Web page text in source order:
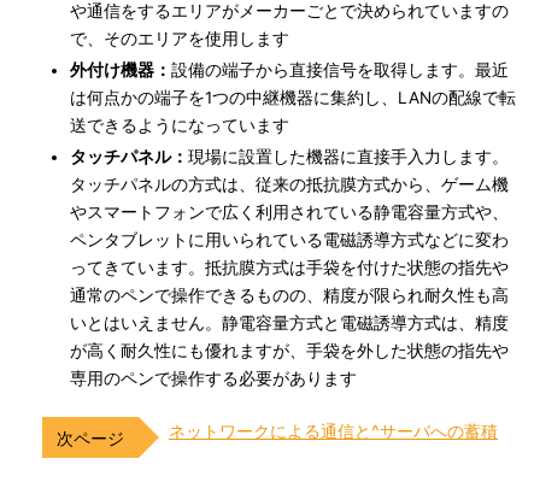
や通信をするエリアがメーカーごとで決められていますの
で、そのエリアを使用します
外付け機器： 設備の端子から直接信号を取得します。最近
は何点かの端子を1つの中継機器に集約し、LANの配線で転
送できるようになっています
タッチパネル： 現場に設置した機器に直接手入力します。
タッチパネルの方式は、従来の抵抗膜方式から、ゲーム機
やスマートフォンで広く利用されている静電容量方式や、
ペンタブレットに用いられている電磁誘導方式などに変わ
ってきています。抵抗膜方式は手袋を付けた状態の指先や
通常のペンで操作できるものの、精度が限られ耐久性も高
いとはいえません。静電容量方式と電磁誘導方式は、精度
が高く耐久性にも優れますが、手袋を外した状態の指先や
専用のペンで操作する必要があります
ネットワークによる通信と^サーバへの蓄積